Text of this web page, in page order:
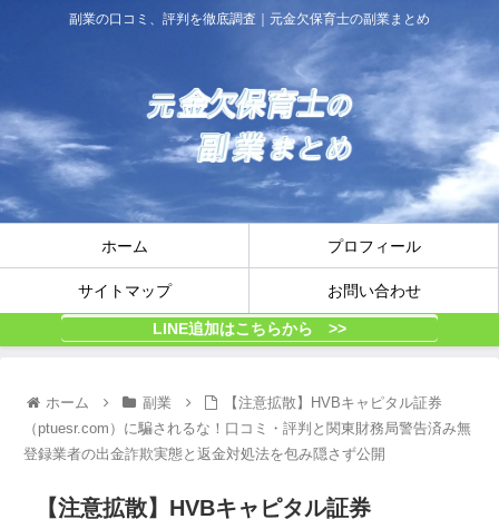
副業の口コミ、評判を徹底調査｜元金欠保育士の副業まとめ
ホーム プロフィール
サイトマップ お問い合わせ
LINE追加はこちらから >>
ホーム 副業
【注意拡散】HVBキャピタル証券
（ptuesr.com）に騙されるな！口コミ・評判と関東財務局警告済み無
登録業者の出金詐欺実態と返金対処法を包み隠さず公開
【注意拡散】HVBキャピタル証券